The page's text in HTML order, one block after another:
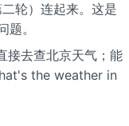
轮）连起来。这是
。
去查北京天气；能
the weather in